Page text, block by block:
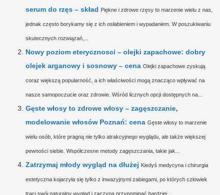
serum do rzęs – skład Piękne i zdrowe rzęsy to marzenie wielu z nas,
jednak często borykamy się z ich osłabieniem i wypadaniem. W poszukiwaniu
skutecznych rozwiązań,...
Nowy poziom eterycznosci – olejki zapachowe: dobry
olejek arganowy i sosnowy – cena Olejki zapachowe zyskują
coraz większą popularność, a ich właściwości mogą znacząco wpływać na
nasze samopoczucie oraz zdrowie. Wśród licznych opcji dostępnych na...
Gęste włosy to zdrowe włosy – zagęszczanie,
modelowanie włosów Poznań: cena Gęste włosy to marzenie
wielu osób, które pragną nie tylko atrakcyjnego wyglądu, ale także większej
pewności siebie. Współczesne metody zagęszczania, takie jak...
Zatrzymaj młody wygląd na dłużej Kiedyś medycyna i chirurgia
estetyczna kojarzyła się tylko z inwazyjnymi zabiegami, po których człowiek
traci swój naturalny wygląd i zaczyna przypominać bardziej...